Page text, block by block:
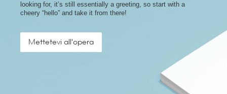
looking for, it’s still essentially a greeting, so start with a
cheery “hello” and take it from there!
Mettetevi all'opera